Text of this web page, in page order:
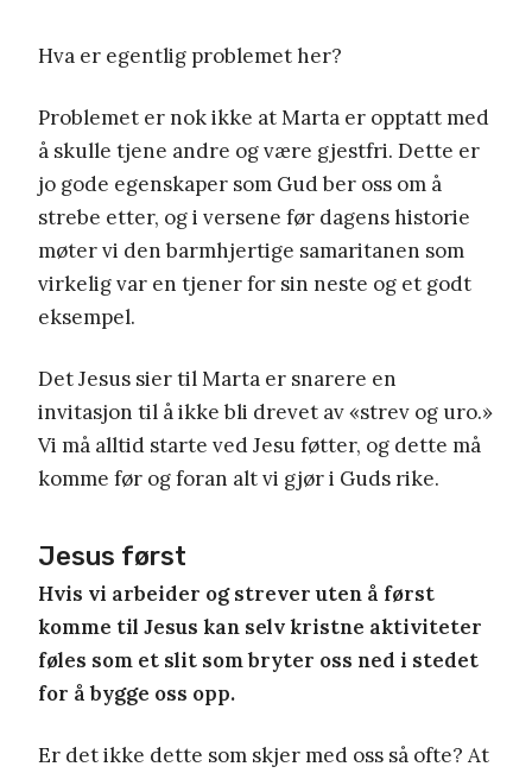
Hva er egentlig problemet her?
Problemet er nok ikke at Marta er opptatt med
å skulle tjene andre og være gjestfri. Dette er
jo gode egenskaper som Gud ber oss om å
strebe etter, og i versene før dagens historie
møter vi den barmhjertige samaritanen som
virkelig var en tjener for sin neste og et godt
eksempel.
Det Jesus sier til Marta er snarere en
invitasjon til å ikke bli drevet av «strev og uro.»
Vi må alltid starte ved Jesu føtter, og dette må
komme før og foran alt vi gjør i Guds rike.
Jesus først
Hvis vi arbeider og strever uten å først
komme til Jesus kan selv kristne aktiviteter
føles som et slit som bryter oss ned i stedet
for å bygge oss opp.
Er det ikke dette som skjer med oss så ofte? At